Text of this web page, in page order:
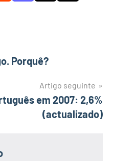
Porquê?
Artigo seguinte
em 2007: 2,6%
(actualizado)